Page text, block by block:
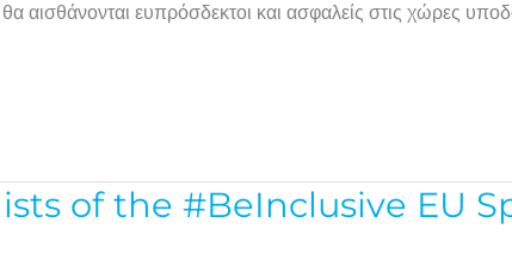
αισθάνονται ευπρόσδεκτοι και ασφαλείς στις χώρες
of the #BeInclusive EU